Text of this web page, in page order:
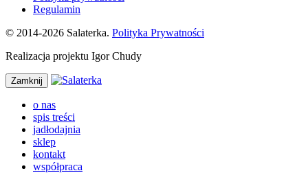
Regulamin
© 2014-2026 Salaterka. Polityka Prywatności
Realizacja projektu Igor Chudy
Zamknij
o nas
spis treści
jadłodajnia
sklep
kontakt
współpraca